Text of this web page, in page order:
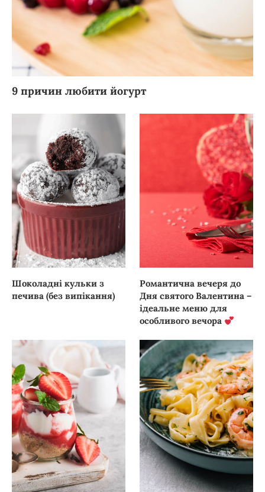
9 причин любити йогурт
Шоколадні кульки з
печива (без випікання)
Романтична вечеря до
Дня святого Валентина –
ідеальне меню для
особливого вечора